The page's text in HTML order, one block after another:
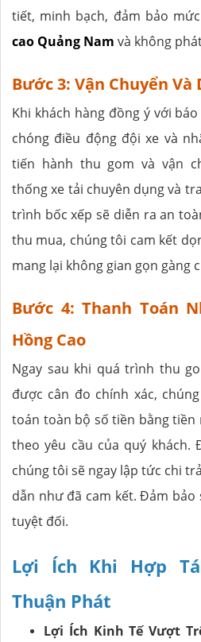
tiết, minh bạch, đảm bảo
cao Quảng Nam và không
Bước 3: Vận Chuyển Và
Khi khách hàng đồng ý với
chóng điều động đội xe và
tiến hành thu gom và vận
thống xe tải chuyên dụng và
trình bốc xếp sẽ diễn ra an
thu mua, chúng tôi cam kết
mang lại không gian gọn gàng
Bước 4: Thanh Toán
Hồng Cao
Ngay sau khi quá trình thu
được cân đo chính xác,
toán toàn bộ số tiền bằng tiền
theo yêu cầu của quý khách.
chúng tôi sẽ ngay lập tức chi
dẫn như đã cam kết. Đảm bảo
tuyệt đối.
Lợi Ích Khi Hợp
Thuận Phát
Lợi Ích Kinh Tế Vượt